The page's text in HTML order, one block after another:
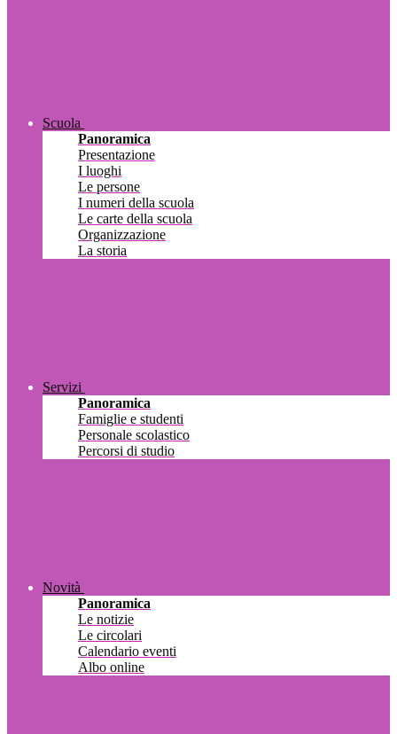
Scuola
Panoramica
Presentazione
I luoghi
Le persone
I numeri della scuola
Le carte della scuola
Organizzazione
La storia
Servizi
Panoramica
Famiglie e studenti
Personale scolastico
Percorsi di studio
Novità
Panoramica
Le notizie
Le circolari
Calendario eventi
Albo online